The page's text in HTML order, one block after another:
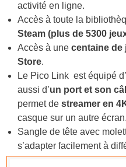
activité en ligne.
Accès à toute la
Steam (plus de 5300
Accès à unecentaine de
Store.
Le Pico Link est équipé
aussi d’un port et son
permet destreamer en
casque sur un autre écran.
Sangle de tête avec
s’adapter facilement à